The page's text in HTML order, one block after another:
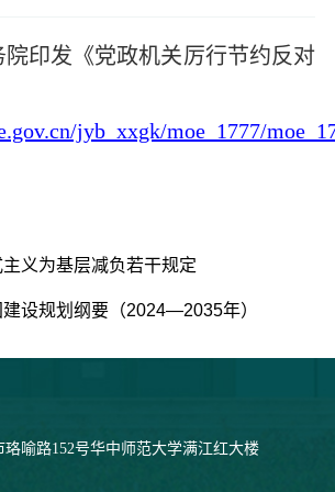
院印发《党政机关厉行节约反对
jyb_xxgk/moe_1777/
义为基层减负若干规定
设规划纲要（2024—2035年）
喻路152号华中师范大学满江红大楼